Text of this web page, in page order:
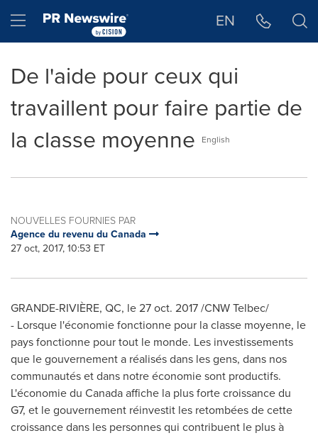
Hamburger menu EN
De l'aide pour ceux qui
travaillent pour faire partie de
la classe moyenne
English
NOUVELLES FOURNIES PAR
Agence du revenu du Canada
27 oct, 2017, 10:53 ET
GRANDE-RIVIÈRE, QC, le27 oct. 2017/CNW Telbec/
- Lorsque l'économie fonctionne pour la classe moyenne, le
pays fonctionne pour tout le monde. Les investissements
que le gouvernement a réalisés dans les gens, dans nos
communautés et dans notre économie sont productifs.
L'économie du Canadaaffiche la plus forte croissance du
G7, et le gouvernement réinvestit les retombées de cette
croissance dans les personnes qui contribuent le plus à